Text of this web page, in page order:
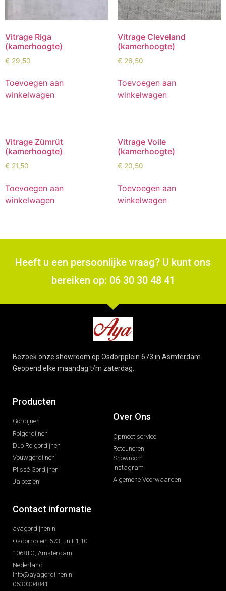
Vitrage Riga
(kamerhoogte)
€ 29,50
Toevoegen aan
winkelwagen
Vitrage Cleveland
(kamerhoogte)
€ 26,50
Toevoegen aan
winkelwagen
Vitrage Zümrüt
(kamerhoogte)
€ 21,50
Toevoegen aan
winkelwagen
Vitrage Voile
(kamerhoogte)
€ 20,50
Toevoegen aan
winkelwagen
Heeft u een persoonlijke vraag? U kunt ons
bereiken op: 06 30 30 48 41
Bezoek onze showroom op Osdorpplein 673 in Asmterdam.
Geopend elke maandag t/m zaterdag.
Producten
Gordijnen
Rolgordijnen
Duo Rolgordijnen
Vouwgordijnen
Plissé Gordijnen
Jaloeziën
Over Ons
Opmeet service
Retouneren
Showroom
Instagram
Algemene Voorwaarden
Contact informatie
ayagordijnen.nl
Osdorpplein 673, unit 1.10
1068TC, Amsterdam
Nederland
Info@ayagordijnen.nl
0630304841